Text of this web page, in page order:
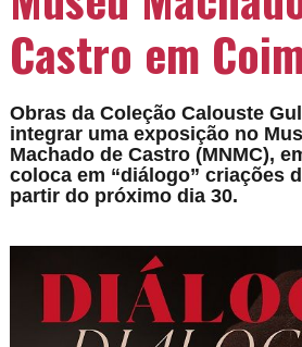
Castro em
Obras da Coleção Calouste
integrar uma exposição no
Machado de Castro (MNMC),
coloca em “diálogo” criações
partir do próximo dia 30.